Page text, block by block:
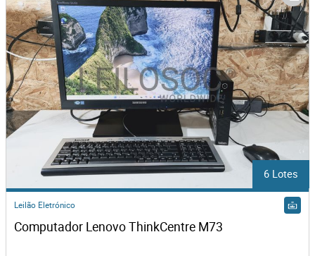
6 Lotes
Leilão Eletrónico
Computador Lenovo ThinkCentre M73